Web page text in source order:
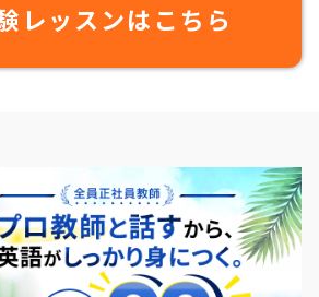
レッスンはこちら